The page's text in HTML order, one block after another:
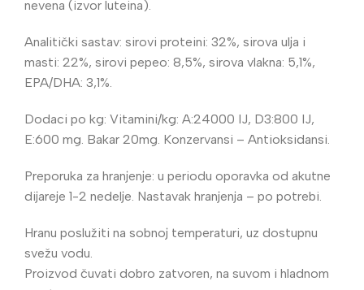
nevena (izvor luteina).
Analitički sastav: sirovi proteini: 32%, sirova ulja i
masti: 22%, sirovi pepeo: 8,5%, sirova vlakna: 5,1%,
EPA/DHA: 3,1%.
Dodaci po kg: Vitamini/kg: A:24000 IJ, D3:800 IJ,
E:600 mg. Bakar 20mg. Konzervansi – Antioksidansi.
Preporuka za hranjenje: u periodu oporavka od akutne
dijareje 1-2 nedelje. Nastavak hranjenja – po potrebi.
Hranu poslužiti na sobnoj temperaturi, uz dostupnu
svežu vodu.
Proizvod čuvati dobro zatvoren, na suvom i hladnom